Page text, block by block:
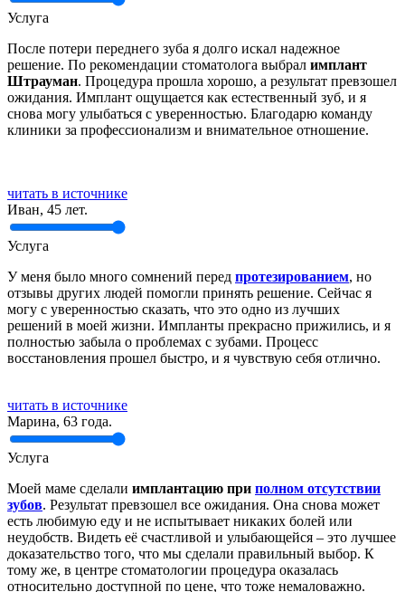
Услуга
После потери переднего зуба я долго искал надежное
решение. По рекомендации стоматолога выбрал имплант
Штрауман. Процедура прошла хорошо, а результат превзошел
ожидания. Имплант ощущается как естественный зуб, и я
снова могу улыбаться с уверенностью. Благодарю команду
клиники за профессионализм и внимательное отношение.
читать в источнике
Иван, 45 лет.
Услуга
У меня было много сомнений перед протезированием, но
отзывы других людей помогли принять решение. Сейчас я
могу с уверенностью сказать, что это одно из лучших
решений в моей жизни. Импланты прекрасно прижились, и я
полностью забыла о проблемах с зубами. Процесс
восстановления прошел быстро, и я чувствую себя отлично.
читать в источнике
Марина, 63 года.
Услуга
Моей маме сделали имплантацию при полном отсутствии
зубов. Результат превзошел все ожидания. Она снова может
есть любимую еду и не испытывает никаких болей или
неудобств. Видеть её счастливой и улыбающейся – это лучшее
доказательство того, что мы сделали правильный выбор. К
тому же, в центре стоматологии процедура оказалась
относительно доступной по цене, что тоже немаловажно.